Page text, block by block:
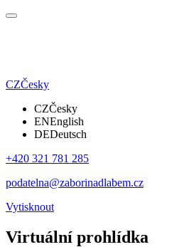
CZČesky
CZČesky
ENEnglish
DEDeutsch
+420 321 781 285
podatelna@zaborinadlabem.cz
Vytisknout
Virtuální prohlídka